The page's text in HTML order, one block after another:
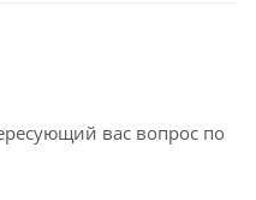
вас вопрос по